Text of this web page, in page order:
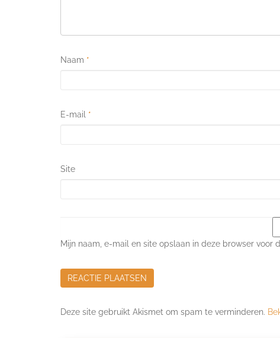
Naam *
E-mail *
Site
Mijn naam, e-mail en site opslaan in deze browser voor
Deze site gebruikt Akismet om spam te verminderen.